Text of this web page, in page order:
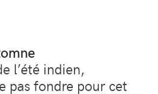
l’été indien,
pas fondre pour cet